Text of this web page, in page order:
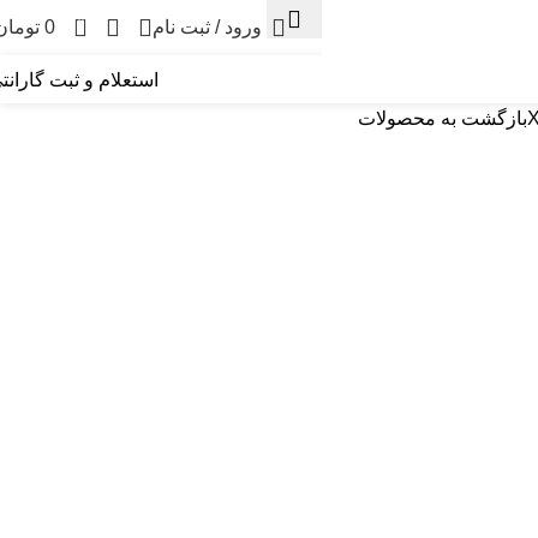
ورود / ثبت نام 0
0
استعلام و ثبت
بازگشت به محصولات